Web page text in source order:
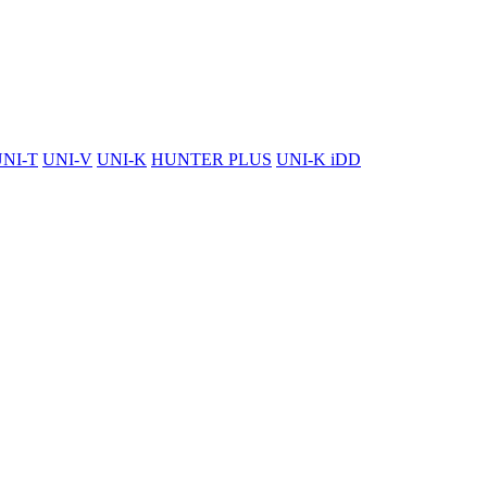
T UNI-V UNI-K HUNTER PLUS UNI-K iDD